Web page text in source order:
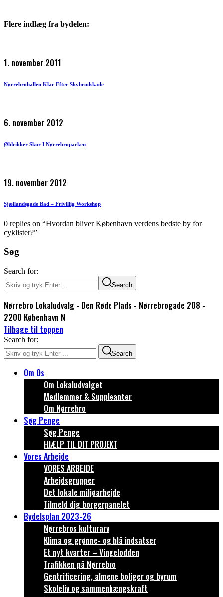
Flere indlæg fra bydelen:
1. november 2011
Nørrebrohallen Klar Efter Skybrudskade
6. november 2012
Øldrikker Skur I Nørrebroparken
19. november 2012
Sjællandsgade Bad – Frivillig Workshop
0 replies on “Hvordan bliver København verdens bedste by for
cyklister?”
Søg
Search for:
Search
Nørrebro Lokaludvalg - Den Røde Plads - Nørrebrogade 208 -
2200 København N
Tilbage til toppen
Search for:
Search
Om Os
Om Lokaludvalget
Medlemmer & Suppleanter
Om Nørrebro
Søg Penge
Søg Penge
HJÆLP TIL DIT PROJEKT
Vores Arbejde
VORES ARBEJDE
Arbejdsgrupper
Det lokale miljøarbejde
Tilmeld dig borgerpanelet
Bydelsplan 2023-26
Nørrebros kulturarv
Klima og grønne- og blå indsatser
Et nyt kvarter – Vingelodden
Trafikken på Nørrebro
Gentrificering, almene boliger og byrum
Skoleliv og sammenhængskraft